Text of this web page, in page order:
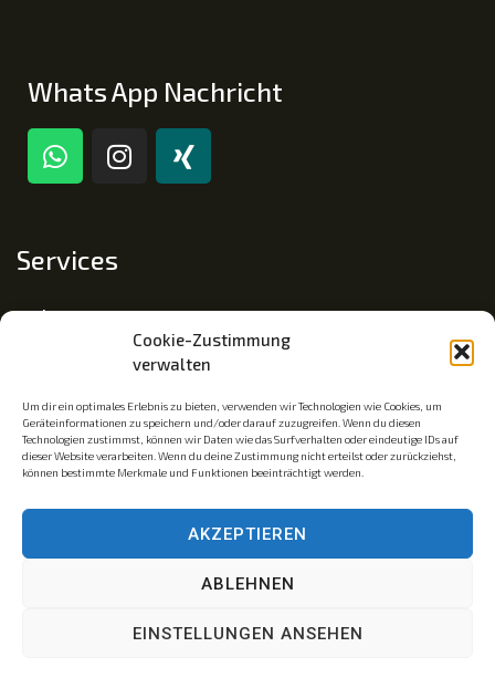
Cookie-Zustimmung
verwalten
Um dir ein optimales Erlebnis zu bieten, verwenden wir Technologien wie Cookies, um
Geräteinformationen zu speichern und/oder darauf zuzugreifen. Wenn du diesen
Technologien zustimmst, können wir Daten wie das Surfverhalten oder eindeutige IDs auf
dieser Website verarbeiten. Wenn du deine Zustimmung nicht erteilst oder zurückziehst,
können bestimmte Merkmale und Funktionen beeinträchtigt werden.
AKZEPTIEREN
ABLEHNEN
EINSTELLUNGEN ANSEHEN
Whats App Nachricht
Services
Impressum
Datenschutz
Mitgliedschaft
Mitglied im Fachverband Traumapädagogik e.V.
Traumainsel © ist eine eingetragene Wortmarke. Az.: 30